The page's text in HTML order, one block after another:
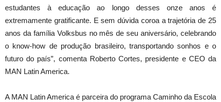
estudantes à educação ao longo desses onze anos é
extremamente gratificante. E sem dúvida coroa a trajetória de 25
anos da família Volksbus no mês de seu aniversário, celebrando
o know-how de produção brasileiro, transportando sonhos e o
futuro do país”, comenta Roberto Cortes, presidente e CEO da
MAN Latin America.
A MAN Latin America é parceira do programa Caminho da Escola